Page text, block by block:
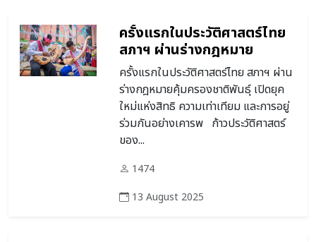
ครั้งแรกในประวัติศาสตร์ไทย
สภาฯ ผ่านร่างกฎหมาย
คุ้มครองชาติพันธุ์ เปิดยุคใหม่
แห่งสิทธิ ความเท่าเทียม และ
การอยู่ร่วมกันอย่างเคารพ
ครั้งแรกในประวัติศาสตร์ไทย สภาฯ ผ่าน
ร่างกฎหมายคุ้มครองชาติพันธุ์ เปิดยุค
ใหม่แห่งสิทธิ ความเท่าเทียม และการอยู่
ร่วมกันอย่างเคารพ ก้าวประวัติศาสตร์
ของ...
1474
13 August 2025